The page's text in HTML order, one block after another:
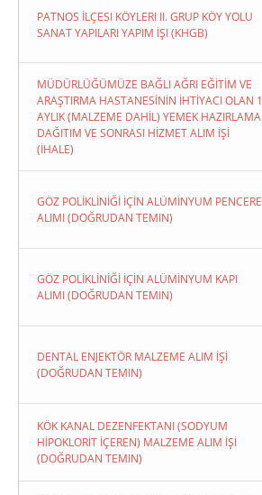
PATNOS İLÇESI KÖYLERI II. GRUP KÖY YOLU
SANAT YAPILARI YAPIM İŞI (KHGB)
MÜDÜRLÜĞÜMÜZE BAĞLI AĞRI EĞİTİM VE
ARAŞTIRMA HASTANESİNİN İHTİYACI OLAN 1
AYLIK (MALZEME DAHİL) YEMEK HAZIRLAMA
DAĞITIM VE SONRASI HİZMET ALIM İŞİ
(İHALE)
GÖZ POLİKLİNİĞİ İÇİN ALÜMİNYUM PENCERE
ALIMI (DOĞRUDAN TEMIN)
GÖZ POLİKLİNİĞİ İÇİN ALÜMİNYUM KAPI
ALIMI (DOĞRUDAN TEMIN)
DENTAL ENJEKTÖR MALZEME ALIM İŞİ
(DOĞRUDAN TEMIN)
KÖK KANAL DEZENFEKTANI (SODYUM
HİPOKLORİT İÇEREN) MALZEME ALIM İŞİ
(DOĞRUDAN TEMIN)